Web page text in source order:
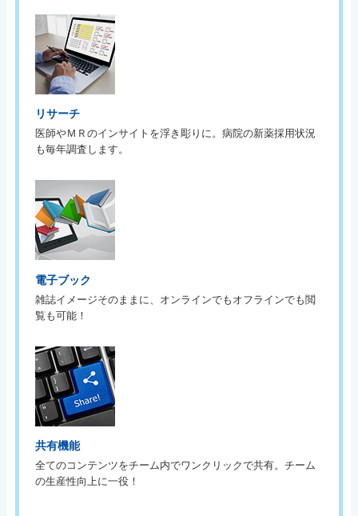
リサーチ
医師やＭＲのインサイトを浮き彫りに。病院の新薬採用状況
も毎年調査します。
電子ブック
雑誌イメージそのままに、オンラインでもオフラインでも閲
覧も可能！
共有機能
全てのコンテンツをチーム内でワンクリックで共有。チーム
の生産性向上に一役！